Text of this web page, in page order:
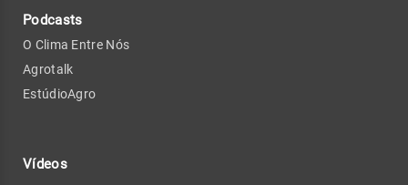
Podcasts
O Clima Entre Nós
Agrotalk
EstúdioAgro
Vídeos